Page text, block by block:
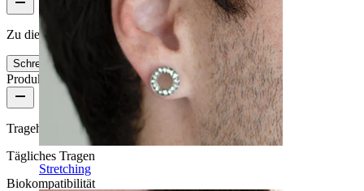
Stretching
Zu diesem Produkt gibt es noch keine Bewertungen
Schreibe eine Bewertung
Produktqualität
Tragehäufigkeit
Tägliches Tragen
Biokompatibilität